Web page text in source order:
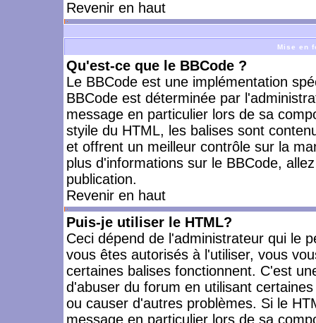
Revenir en haut
Mise en
Qu'est-ce que le BBCode ?
Le BBCode est une implémentation
BBCode est déterminée par
message en particulier lors de sa
styile du HTML, les balises sont
et offrent un meilleur contrôle sur la
plus d'informations sur le BBCode,
publication.
Revenir en haut
Puis-je utiliser le HTML?
Ceci dépend de l'administrateur qui le
vous êtes autorisés à l'utiliser, vous
certaines balises fonctionnent. C'est
d'abuser du forum en utilisant
ou causer d'autres problèmes. Si le
message en particulier lors de sa